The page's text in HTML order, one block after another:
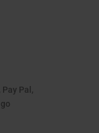
Pal,